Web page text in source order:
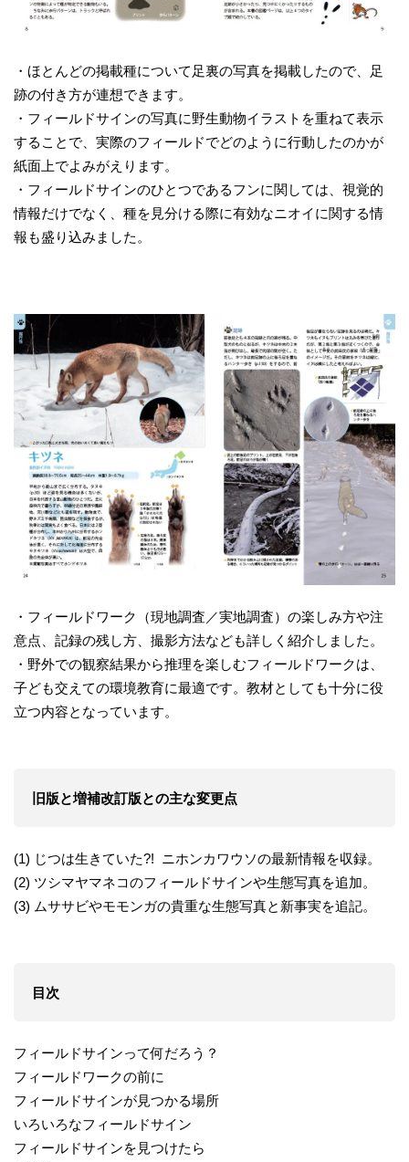
・ほとんどの掲載種について足裏の写真を掲載したので、足
跡の付き方が連想できます。
・フィールドサインの写真に野生動物イラストを重ねて表示
することで、実際のフィールドでどのように行動したのかが
紙面上でよみがえります。
・フィールドサインのひとつであるフンに関しては、視覚的
情報だけでなく、種を見分ける際に有効なニオイに関する情
報も盛り込みました。
・フィールドワーク（現地調査／実地調査）の楽しみ方や注
意点、記録の残し方、撮影方法なども詳しく紹介しました。
・野外での観察結果から推理を楽しむフィールドワークは、
子ども交えての環境教育に最適です。教材としても十分に役
立つ内容となっています。
旧版と増補改訂版との主な変更点
(1) じつは生きていた?! ニホンカワウソの最新情報を収録。
(2) ツシマヤマネコのフィールドサインや生態写真を追加。
(3) ムササビやモモンガの貴重な生態写真と新事実を追記。
目次
フィールドサインって何だろう？
フィールドワークの前に
フィールドサインが見つかる場所
いろいろなフィールドサイン
フィールドサインを見つけたら